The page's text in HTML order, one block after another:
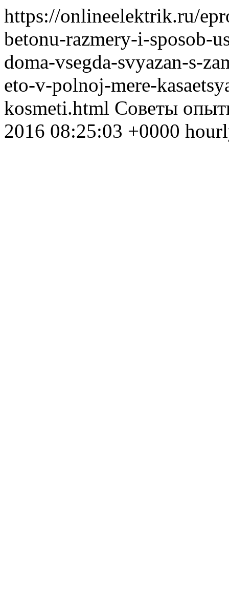
https://onlineelektrik.ru/
betonu-razmery-i-sposob-
doma-vsegda-svyazan-s-
eto-v-polnoj-mere-
kosmeti.html Советы
2016 08:25:03 +0000